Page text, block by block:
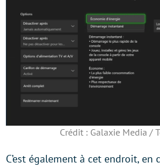
Crédit : Galaxie Media /
C’est également à cet endroit,